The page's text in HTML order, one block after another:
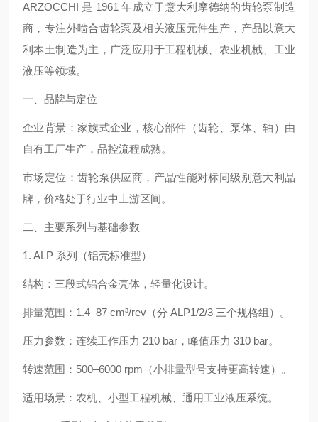
ARZOCCHI 是 1961 年成立于意大利摩德纳的齿轮泵制造
商，专注外啮合齿轮泵及相关液压元件生产，产品以意大
利本土制造为主，广泛应用于工程机械、农业机械、工业
液压等领域。
一、品牌与定位
企业背景：家族式企业，核心部件（齿轮、泵体、轴）由
自有工厂生产，品控流程成熟。
市场定位：齿轮泵供应商，产品性能对标同级别意大利品
牌，价格处于行业中上游区间。
二、主要系列与基础参数
1. ALP 系列（铝壳标准型）
结构：三段式铝合金壳体，轻量化设计。
排量范围：1.4–87 cm³/rev（分 ALP1/2/3 三个规格组）。
压力参数：连续工作压力 210 bar，峰值压力 310 bar。
转速范围：500–6000 rpm（小排量型号支持更高转速）。
适用场景：农机、小型工程机械、通用工业液压系统。